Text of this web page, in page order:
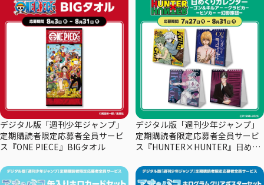
デジタル版「週刊少年ジャンプ」
定期購読者限定応募者全員サービ
ス『ONE PIECE』BIGタオル
デジタル版「週刊少年ジャンプ」
定期購読者限定応募者全員サービ
ス『HUNTER×HUNTER』日めく